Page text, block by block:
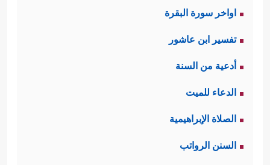
اواخر سورة البقرة
تفسير ابن عاشور
أدعية من السنة
الدعاء للميت
الصلاة الإبراهيمية
السنن الرواتب